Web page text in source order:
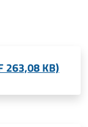
263,08 KB)